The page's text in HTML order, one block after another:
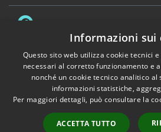
Accessibilità Privacy Cookie
Copyright © 2026 • Comune di Bascapè
Informazioni sui
Questo sito web utilizza cookie tecnici
necessari al corretto funzionamento e
nonché un cookie tecnico analitico
informazioni statistiche,
Per maggiori dettagli, può consultare la
ACCETTA TUTTO